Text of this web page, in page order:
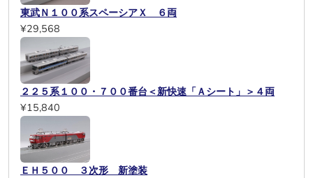
東武Ｎ１００系スペーシアＸ ６両
¥29,568
２２５系１００・７００番台＜新快速「Ａシート」＞４両
¥15,840
ＥＨ５００ ３次形 新塗装